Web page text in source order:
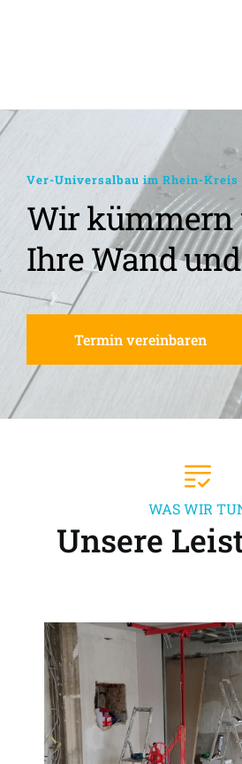
Ver-Universalbau im Rhein-Kreis
Wir kümmern
Ihre Wand
Termin vereinbaren
WAS WIR
Unsere